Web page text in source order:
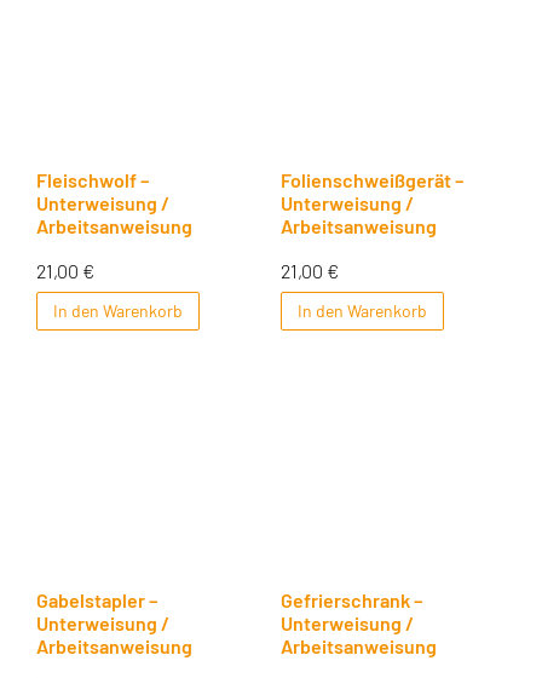
Fleischwolf –
Unterweisung /
Arbeitsanweisung
21,00 €
In den Warenkorb
Folienschweißgerät –
Unterweisung /
Arbeitsanweisung
21,00 €
In den Warenkorb
Gabelstapler –
Unterweisung /
Arbeitsanweisung
Gefrierschrank –
Unterweisung /
Arbeitsanweisung